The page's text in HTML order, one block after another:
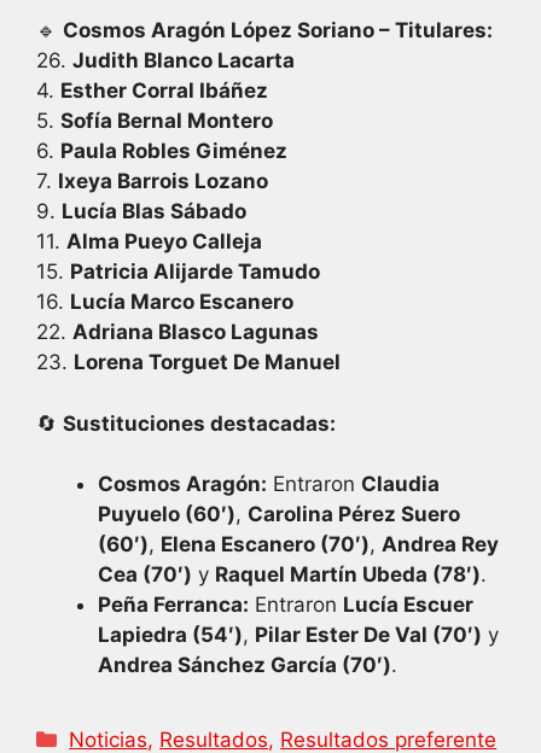
🔹 Cosmos Aragón López Soriano – Titulares:
26. Judith Blanco Lacarta
4. Esther Corral Ibáñez
5. Sofía Bernal Montero
6. Paula Robles Giménez
7. Ixeya Barrois Lozano
9. Lucía Blas Sábado
11. Alma Pueyo Calleja
15. Patricia Alijarde Tamudo
16. Lucía Marco Escanero
22. Adriana Blasco Lagunas
23. Lorena Torguet De Manuel
🔄 Sustituciones destacadas:
Cosmos Aragón: Entraron Claudia
Puyuelo (60′), Carolina Pérez Suero
(60′), Elena Escanero (70′), Andrea Rey
Cea (70′) y Raquel Martín Ubeda (78′).
Peña Ferranca: Entraron Lucía Escuer
Lapiedra (54′), Pilar Ester De Val (70′) y
Andrea Sánchez García (70′).
Categorías
Noticias, Resultados, Resultados preferente